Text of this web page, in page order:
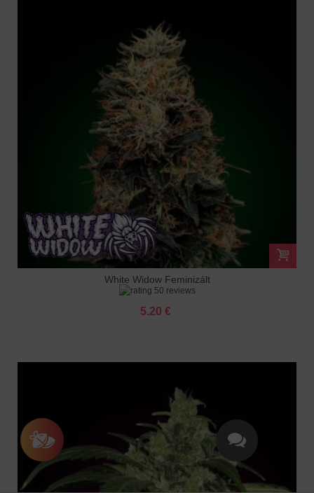
White Widow Feminizált
50 reviews
5.20 €